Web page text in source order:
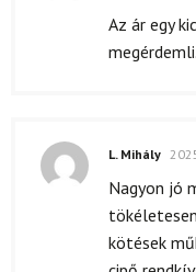
Az ár egy
megérdemli.
L. Mihály
Nagyon jó
kötések